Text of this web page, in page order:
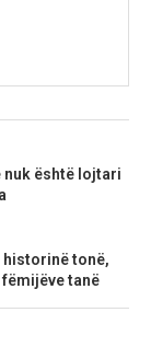
nuk është lojtari
historinë tonë,
tanë